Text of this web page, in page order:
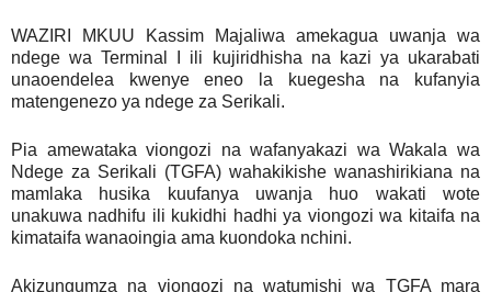
WAZIRI MKUU Kassim Majaliwa amekagua uwanja wa
ndege wa Terminal I ili kujiridhisha na kazi ya ukarabati
unaoendelea kwenye eneo la kuegesha na kufanyia
matengenezo ya ndege za Serikali.
Pia amewataka viongozi na wafanyakazi wa Wakala wa
Ndege za Serikali (TGFA) wahakikishe wanashirikiana na
mamlaka husika kuufanya uwanja huo wakati wote
unakuwa nadhifu ili kukidhi hadhi ya viongozi wa kitaifa na
kimataifa wanaoingia ama kuondoka nchini.
Akizungumza na viongozi na watumishi wa TGFA mara